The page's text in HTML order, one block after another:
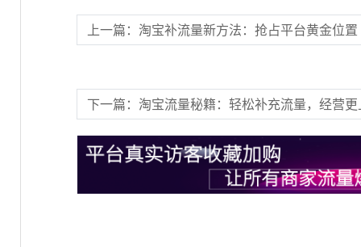
上一篇：淘宝补流量新方法：抢占平台黄金位置
下一篇：淘宝流量秘籍：轻松补充流量，经营